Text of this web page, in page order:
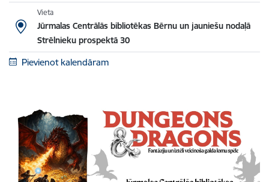
Vieta
Jūrmalas Centrālās bibliotēkas Bērnu un jauniešu nodaļā
Strēlnieku prospektā 30
Pievienot kalendāram